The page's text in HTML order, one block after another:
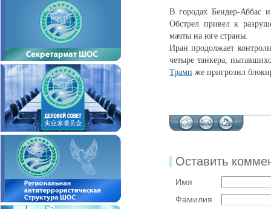
В городах Бендер-
Обстрел привел к
мачты на юге страны.
Иран продолжает
четыре танкера,
Трамп же пригрозил
Оставить
Имя
Фамилия